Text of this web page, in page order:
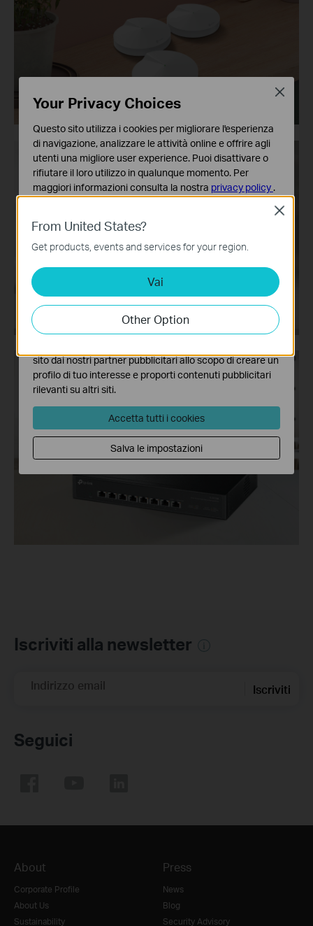
Iscriviti alla newsletter
Indirizzo email Iscriviti
Seguici
About
Corporate Profile
About Us
Sustainability
Press
News
Blog
Security Advisory
From United States?
Get products, events and services for your region.
Vai
Other Option
Close
Your Privacy Choices
Questo sito utilizza i cookies per migliorare l'esperienza
di navigazione, analizzare le attività online e offrire agli
utenti una migliore user experience. Puoi disattivare o
rifiutare il loro utilizzo in qualunque momento. Per
maggiori informazioni consulta la nostra privacy policy .
Questi cookies sono necessari per il corretto
funzionamento del sito e non possono essere disattivati
nel tuo sistema.
Analytics e Marketing Cookies
I cookies analitici ci permettono di analizzare le tue
attività sul nostro sito allo scopo di migliorarne le
funzionalità.
sito dai nostri partner pubblicitari allo scopo di creare un
profilo di tuo interesse e proporti contenuti pubblicitari
rilevanti su altri siti.
Accetta tutti i cookies
Salva le impostazioni
Close